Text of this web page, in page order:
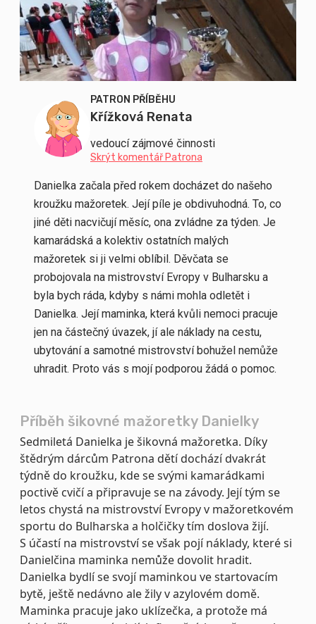
PATRON PŘÍBĚHU
Křížková Renata
vedoucí zájmové činnosti
Skrýt komentář Patrona
Danielka začala před rokem docházet do našeho
kroužku mažoretek. Její píle je obdivuhodná. To, co
jiné děti nacvičují měsíc, ona zvládne za týden. Je
kamarádská a kolektiv ostatních malých
mažoretek si ji velmi oblíbil. Děvčata se
probojovala na mistrovství Evropy v Bulharsku a
byla bych ráda, kdyby s námi mohla odletět i
Danielka. Její maminka, která kvůli nemoci pracuje
jen na částečný úvazek, jí ale náklady na cestu,
ubytování a samotné mistrovství bohužel nemůže
uhradit. Proto vás s mojí podporou žádá o pomoc.
Příběh šikovné mažoretky Danielky
Sedmiletá Danielka je šikovná mažoretka. Díky
štědrým dárcům Patrona dětí dochází dvakrát
týdně do kroužku, kde se svými kamarádkami
poctivě cvičí a připravuje se na závody. Její tým se
letos chystá na mistrovství Evropy v mažoretkovém
sportu do Bulharska a holčičky tím doslova žijí.
S účastí na mistrovství se však pojí náklady, které si
Danielčina maminka nemůže dovolit hradit.
Danielka bydlí se svojí maminkou ve startovacím
bytě, ještě nedávno ale žily v azylovém domě.
Maminka pracuje jako uklízečka, a protože má